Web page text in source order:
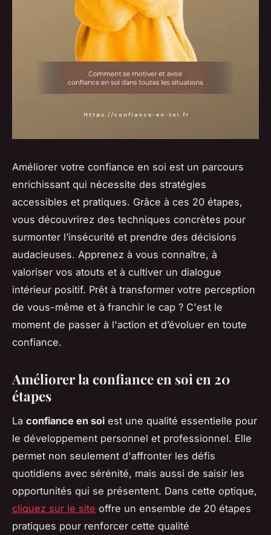
Améliorer votre confiance en soi est un parcours
enrichissant qui nécessite des stratégies
accessibles et pratiques. Grâce à ces 20 étapes,
vous découvrirez des techniques concrètes pour
surmonter l’insécurité et prendre des décisions
audacieuses. Apprenez à vous connaître, à
valoriser vos atouts et à cultiver un dialogue
intérieur positif. Prêt à transformer votre perception
de vous-même et à franchir le cap ? C'est le
moment de passer à l'action et d’évoluer en toute
confiance.
Améliorer la confiance en soi en 20
étapes
La confiance en soi est une qualité essentielle pour
le développement personnel et professionnel. Elle
permet non seulement d'affronter les défis
quotidiens avec sérénité, mais aussi de saisir les
opportunités qui se présentent. Dans cette optique,
cliquez sur le site offre un ensemble de 20 étapes
pratiques pour renforcer cette qualité